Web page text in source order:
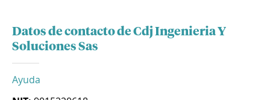
Datos de contacto de Cdj Ingenieria Y
Soluciones Sas
Ayuda